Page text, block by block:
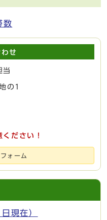
数
せ
当
の1
ださい！
ォーム
現在）